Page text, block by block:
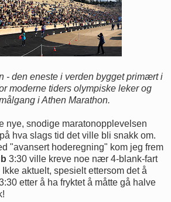
- den eneste i verden bygget primært i
moderne tiders olympiske leker og
i Athen Marathon.
nye, snodige maratonopplevelsen
hva slags tid det ville bli snakk om.
"avansert hoderegning" kom jeg frem
3:30 ville kreve noe nær 4-blank-fart
aktuelt, spesielt ettersom det å
etter å ha fryktet å måtte gå halve